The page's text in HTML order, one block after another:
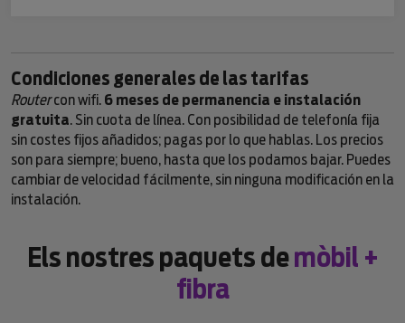
Condiciones generales de las tarifas
Routercon wifi. 6 meses de permanencia e instalación
gratuita. Sin cuota de línea. Con posibilidad de telefonía fija
sin costes fijos añadidos; pagas por lo que hablas. Los precios
son para siempre; bueno, hasta que los podamos bajar. Puedes
cambiar de velocidad fácilmente, sin ninguna modificación en la
instalación.
Els nostres paquets demòbil +
fibra